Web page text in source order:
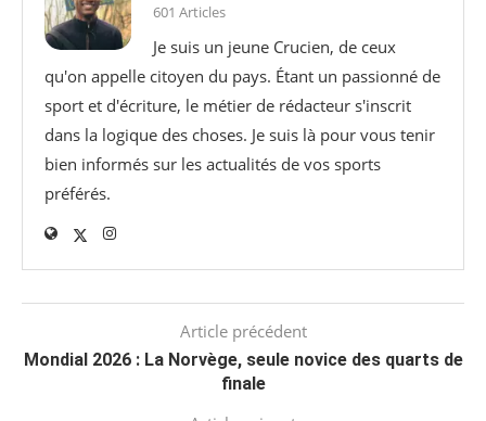
601 Articles
Je suis un jeune Crucien, de ceux
qu'on appelle citoyen du pays. Étant un passionné de
sport et d'écriture, le métier de rédacteur s'inscrit
dans la logique des choses. Je suis là pour vous tenir
bien informés sur les actualités de vos sports
préférés.
Article précédent
Mondial 2026 : La Norvège, seule novice des quarts de
finale